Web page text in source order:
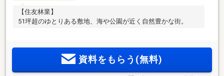
【住友林業】
51坪超のゆとりある敷地、海や公園が近く自然豊かな街。
資料をもらう(無料)